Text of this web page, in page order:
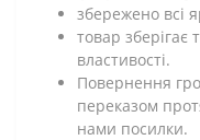
збережено всі
товар зберігає
властивості.
Повернення
переказом
нами посилки.